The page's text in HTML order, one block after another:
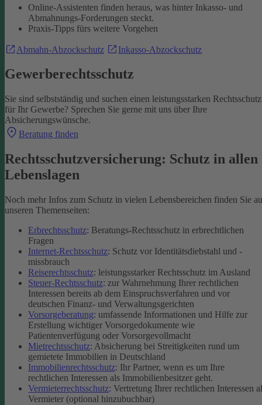
Online-Assistenten finden heraus, was hinter Inkasso- und
Abmahnungs-Forderungen steckt.
Praxis-Tipps fürs weitere Vorgehen
Abmahn-Abzockschutz Inkasso-Abzockschutz
Gewerberechtsschutz
Sie sind selbstständig und suchen einen leistungsstarken Rechtsschutz
für Ihr Gewerbe? Sprechen Sie gerne mit uns über Ihre
Absicherungswünsche.
Beratung finden
Rechtsschutzversicherung: Schutz in allen
Lebenslagen
Noch mehr Infos zum Schutz in vielen Lebensbereichen finden Sie
unseren Themenseiten:
Erbrechtsschutz: Beratungs-Rechtsschutz in erbrechtlichen
Fragen
Internet-Rechtsschutz: Schutz vor Identitätsdiebstahl und -
missbrauch
Reiserechtsschutz: leistungsstarker Rechtsschutz im Ausland
Steuer-Rechtsschutz: zur Wahrnehmung Ihrer rechtlichen
Interessen bereits ab dem Einspruchsverfahren und vor
deutschen Finanz- und Verwaltungsgerichten
Vorsorgeberatung: umfassende Informationen und Hilfe zur
Erstellung wichtiger Vorsorgedokumente wie
Patientenverfügung oder Vorsorgevollmacht
Mietrechtsschutz: Absicherung bei Streitigkeiten rund um
gemietete Immobilien in Deutschland
Immobilienrechtsschutz: Ihr Partner, wenn es um Ihre
rechtlichen Interessen als Immobilienbesitzer geht.
Vermieterrechtsschutz: Vertretung Ihrer rechtlichen Interessen
Vermieter (optional hinzubuchbar)